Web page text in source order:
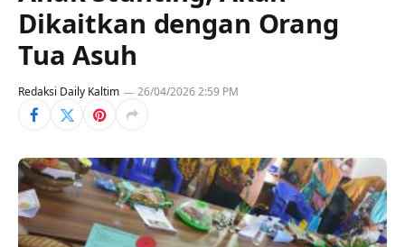
Dikaitkan dengan Orang
Tua Asuh
Redaksi Daily Kaltim 26/04/2026 2:59 PM